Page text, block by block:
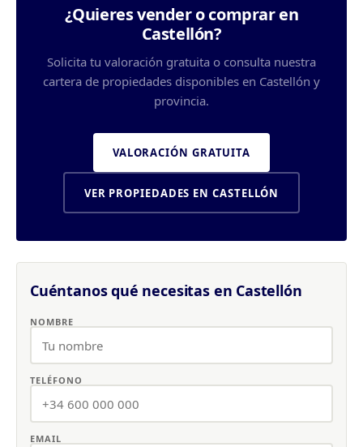
¿Quieres vender o comprar en
Castellón?
Solicita tu valoración gratuita o consulta nuestra
cartera de propiedades disponibles en Castellón y
provincia.
VALORACIÓN GRATUITA
VER PROPIEDADES EN CASTELLÓN
Cuéntanos qué necesitas en Castellón
NOMBRE
TELÉFONO
EMAIL